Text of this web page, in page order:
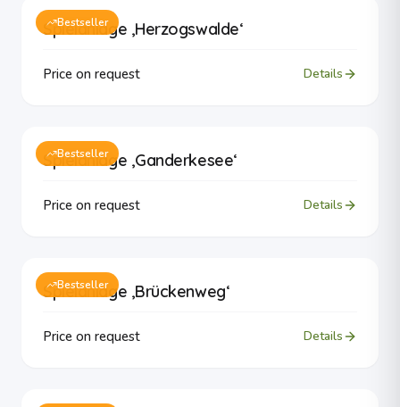
Bestseller
Spielanlage ‚Herzogswalde‘
Price on request Details
Bestseller
Spielanlage ‚Ganderkesee‘
Price on request Details
Bestseller
Spielanlage ‚Brückenweg‘
Price on request Details